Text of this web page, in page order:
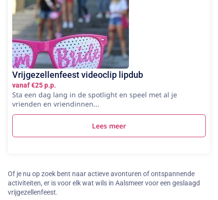
Vrijgezellenfeest videoclip lipdub
vanaf €25 p.p.
Sta een dag lang in de spotlight en speel met al je
vrienden en vriendinnen...
Lees meer
Of je nu op zoek bent naar actieve avonturen of ontspannende
activiteiten, er is voor elk wat wils in Aalsmeer voor een geslaagd
vrijgezellenfeest.